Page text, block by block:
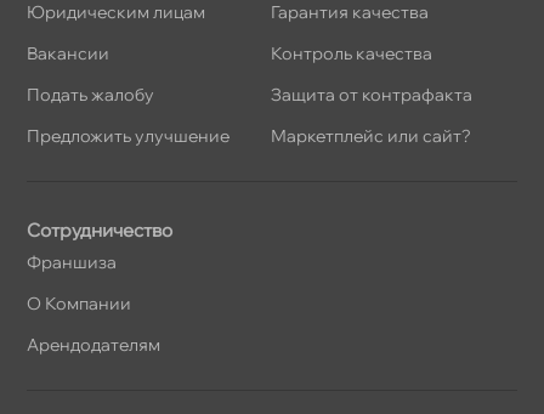
Юридическим лицам
Вакансии
Подать жалобу
Предложить улучшение
Гарантия качества
Контроль качества
Защита от контрафакта
Маркетплейс или сайт?
Сотрудничество
Франшиза
О Компании
Арендодателям